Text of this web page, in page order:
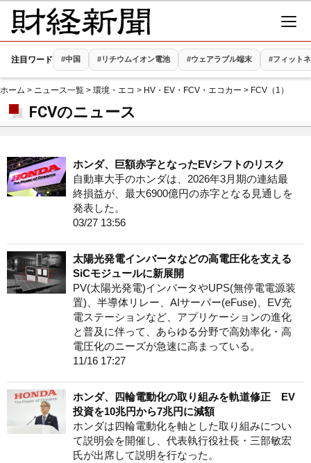
注目ワード #中国 #リチウムイオン電池 #ウェアラブル端末 #フィット
ホーム > ニュース一覧 > 環境・エコ > HV・EV・FCV・エコカー > FCV（1）
FCVのニュース
ホンダ、巨額赤字となったEVシフトのリスク
自動車大手のホンダは、2026年3月期の連結最
終損益が、最大6900億円の赤字となる見通しを
発表した。
03/27 13:56
太陽光発電インバータなどの高電圧化を支える
SiCモジュールに新展開
PV(太陽光発電)インバータやUPS(無停電電源装
置)、半導体リレー、AIサーバー(eFuse)、EV充
電ステーションなど、アプリケーションの進化
と普及に伴って、あらゆる分野で高効率化・高
電圧化のニーズが急速に高まっている。
11/16 17:27
ホンダ、四輪電動化の取り組みを軌道修正 EV
投資を10兆円から7兆円に減額
ホンダは四輪電動化を軸とした取り組みについ
て説明会を開催し、代表執行役社長・三部敏宏
氏が出席して説明を行なった。